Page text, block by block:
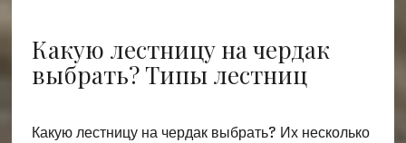
Какую лестницу на чердак
выбрать? Типы лестниц
Какую лестницу на чердак выбрать? Их несколько